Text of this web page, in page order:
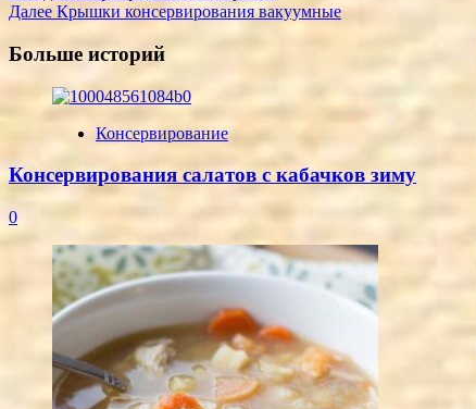
Navigation
Далее Крышки консервирования вакуумные
Больше историй
Консервирование
Консервирования салатов с кабачков зиму
0